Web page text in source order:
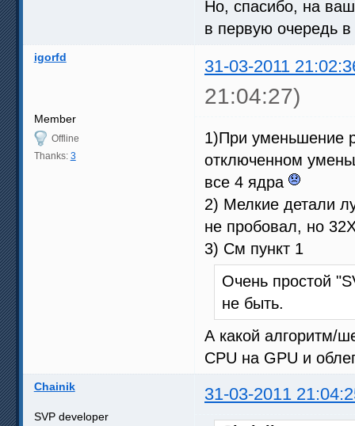
Но, спасибо, на
в первую очередь
igorfd 31-03-2011
21:04:27)
Member
Offline
Thanks: 3
1)При уменьшение
отключенном
все 4 ядра
2) Мелкие детали
не пробовал, но
3) См пункт 1
Очень простой
не быть.
А какой алгоритм/
CPU на GPU и
Chainik 31-03-2011
SVP developer